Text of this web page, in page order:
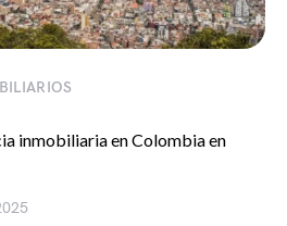
inmobiliaria en Colombia en